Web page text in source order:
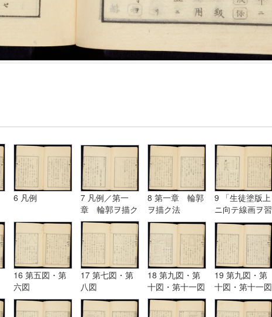
6 凡例
7 凡例／第一
章 輪郭ヲ描ク
法
8 第一章 輪郭
ヲ描ク法
9 「生徒塗版上
ニ向テ線画ヲ習
フ図」
16 第五図・第
六図
17 第七図・第
八図
18 第九図・第
十図・第十一図
19 第九図・第
十図・第十一図